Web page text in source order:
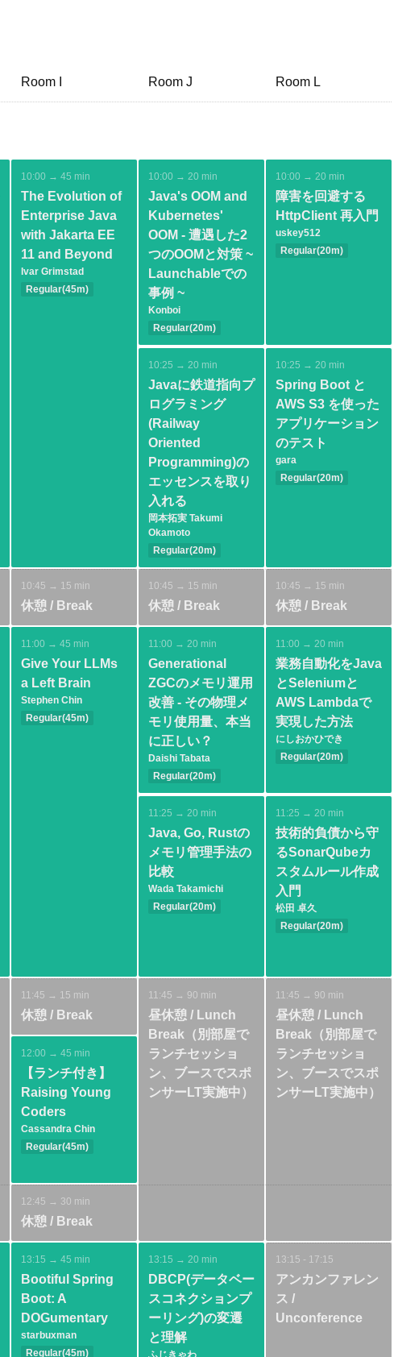
Room I Room J Room L
10:00 → 45 min
The Evolution of
Enterprise Java
with Jakarta EE
11 and Beyond
Ivar Grimstad
Regular(45m)
10:00 → 20 min
Java's OOM and
Kubernetes'
OOM - 遭遇した2
つのOOMと対策 ~
Launchableでの
事例 ~
Konboi
Regular(20m)
Intermediate
JVM
DevOps
10:00 → 20 min
障害を回避する
HttpClient 再入門
uskey512
Regular(20m)
10:25 → 20 min
Javaに鉄道指向プ
ログラミング
(Railway
Oriented
Programming)の
エッセンスを取り
入れる
岡本拓実 Takumi
Okamoto
Regular(20m)
Basic
Tools
Methodology
10:25 → 20 min
Spring Boot と
AWS S3 を使った
アプリケーション
のテスト
gara
Regular(20m)
10:45 → 15 min
休憩 / Break
10:45 → 15 min
休憩 / Break
10:45 → 15 min
休憩 / Break
11:00 → 45 min
Give Your LLMs
a Left Brain
Stephen Chin
Regular(45m)
11:00 → 20 min
Generational
ZGCのメモリ運用
改善 - その物理メ
モリ使用量、本当
に正しい？
Daishi Tabata
Regular(20m)
Intermediate
Observability
11:00 → 20 min
業務自動化をJava
とSeleniumと
AWS Lambdaで
実現した方法
にしおかひでき
Regular(20m)
Career
11:25 → 20 min
Java, Go, Rustの
メモリ管理手法の
比較
Wada Takamichi
Regular(20m)
11:25 → 20 min
技術的負債から守
るSonarQubeカ
スタムルール作成
入門
松田 卓久
Regular(20m)
11:45 → 15 min
休憩 / Break
11:45 → 90 min
昼休憩 / Lunch
Break（別部屋で
ランチセッショ
ン、ブースでスポ
ンサーLT実施中）
11:45 → 90 min
昼休憩 / Lunch
Break（別部屋で
ランチセッショ
ン、ブースでスポ
ンサーLT実施中）
12:00 → 45 min
【ランチ付き】
Raising Young
Coders
Cassandra Chin
Regular(45m)
Career
Practice
Community
12:45 → 30 min
休憩 / Break
13:15 → 45 min
Bootiful Spring
Boot: A
DOGumentary
starbuxman
Regular(45m)
13:15 → 20 min
DBCP(データベー
スコネクションプ
ーリング)の変遷
と理解
ふじきゃわ
13:15 - 17:15
アンカンファレン
ス /
Unconference